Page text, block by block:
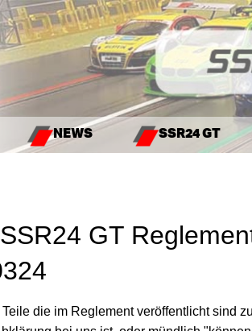
NEWS SSR24 GT
GT
die im Reglement veröffentlicht sind